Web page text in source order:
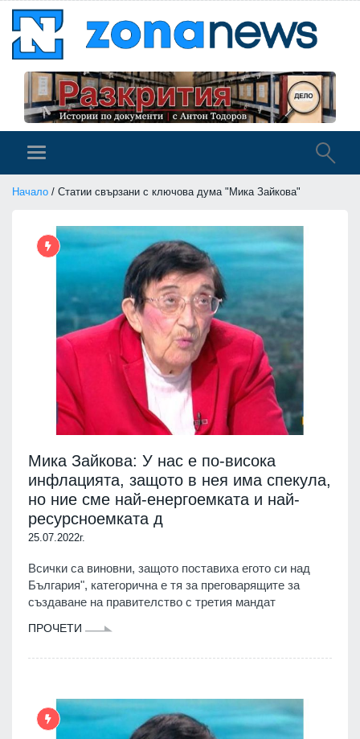
Начало / Статии свързани с ключова дума "Мика Зайкова"
Мика Зайкова: У нас е по-висока
инфлацията, защото в нея има спекула,
но ние сме най-енергоемката и най-
ресурсноемката д
25.07.2022г.
Всички са виновни, защото поставиха егото си над
България", категорична е тя за преговарящите за
създаване на правителство с третия мандат
ПРОЧЕТИ